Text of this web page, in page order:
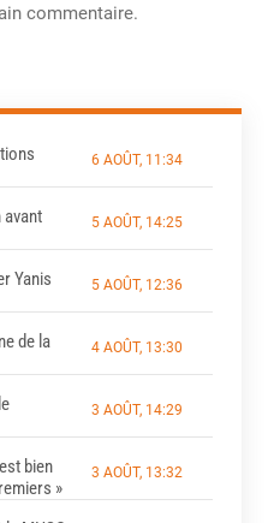
commentaire.
6 AOÛT, 11:34
avant
5 AOÛT, 14:25
Yanis
5 AOÛT, 12:36
de la
4 AOÛT, 13:30
3 AOÛT, 14:29
bien
»
3 AOÛT, 13:32